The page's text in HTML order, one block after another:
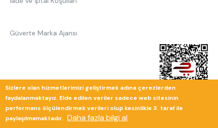
Güverte Marka Ajansı
Sizlere olan hizmetlerimizi geliştirmek adına çerezlerden
faydalanmaktayız. Elde edilen veriler sadece web sitesinin
performans ölçülendirmek verileri olup kesinlikle 3. taraf ile
paylaşılmamaktadır. Daha fazla bilgi al